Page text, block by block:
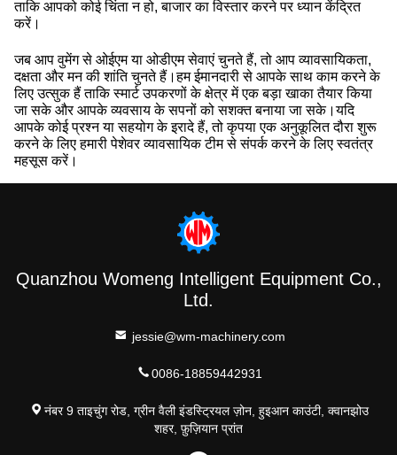
ताकि आपको कोई चिंता न हो, बाजार का विस्तार करने पर ध्यान केंद्रित
करें।
जब आप वुमेंग से ओईएम या ओडीएम सेवाएं चुनते हैं, तो आप व्यावसायिकता,
दक्षता और मन की शांति चुनते हैं।हम ईमानदारी से आपके साथ काम करने के
लिए उत्सुक हैं ताकि स्मार्ट उपकरणों के क्षेत्र में एक बड़ा खाका तैयार किया
जा सके और आपके व्यवसाय के सपनों को सशक्त बनाया जा सके।यदि
आपके कोई प्रश्न या सहयोग के इरादे हैं, तो कृपया एक अनुकूलित दौरा शुरू
करने के लिए हमारी पेशेवर व्यावसायिक टीम से संपर्क करने के लिए स्वतंत्र
महसूस करें।
Quanzhou Womeng Intelligent Equipment Co.,
Ltd.
jessie@wm-machinery.com
0086-18859442931
नंबर 9 ताइचुंग रोड, ग्रीन वैली इंडस्ट्रियल ज़ोन, हुइआन काउंटी, क्वानझोउ
शहर, फ़ुज़ियान प्रांत